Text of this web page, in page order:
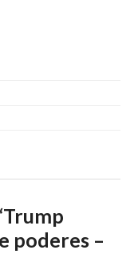
Trump
poderes –